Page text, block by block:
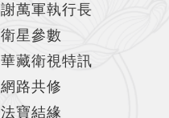
謝萬軍執行長
衛星參數
華藏衛視特訊
網路共修
法寶結緣